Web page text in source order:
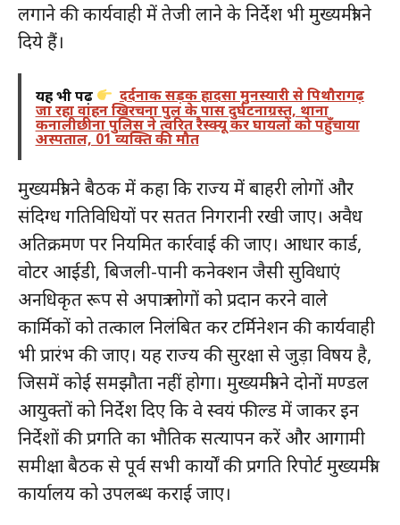
लगाने की कार्यवाही में तेजी लाने के निर्देश भी मुख्यमंत्री ने
दिये हैं।
यह भी पढ़ें दर्दनाक सड़क हादसा मुनस्यारी से पिथौरागढ़
जा रहा वाहन खिरचना पुल के पास दुर्घटनाग्रस्त, थाना
कनालीछीना पुलिस ने त्वरित रैस्क्यू कर घायलों को पहुँचाया
अस्पताल, 01 व्यक्ति की मौत
मुख्यमंत्री ने बैठक में कहा कि राज्य में बाहरी लोगों और
संदिग्ध गतिविधियों पर सतत निगरानी रखी जाए। अवैध
अतिक्रमण पर नियमित कार्रवाई की जाए। आधार कार्ड,
वोटर आईडी, बिजली-पानी कनेक्शन जैसी सुविधाएं
अनधिकृत रूप से अपात्र लोगों को प्रदान करने वाले
कार्मिकों को तत्काल निलंबित कर टर्मिनेशन की कार्यवाही
भी प्रारंभ की जाए। यह राज्य की सुरक्षा से जुड़ा विषय है,
जिसमें कोई समझौता नहीं होगा। मुख्यमंत्री ने दोनों मण्डल
आयुक्तों को निर्देश दिए कि वे स्वयं फील्ड में जाकर इन
निर्देशों की प्रगति का भौतिक सत्यापन करें और आगामी
समीक्षा बैठक से पूर्व सभी कार्यों की प्रगति रिपोर्ट मुख्यमंत्री
कार्यालय को उपलब्ध कराई जाए।